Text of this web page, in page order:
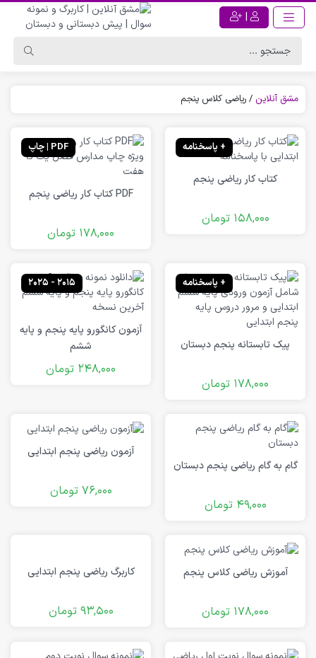
|
مشق آنلاین / ریاضی کلاس پنجم
+ پاسخنامه
کتاب کار ریاضی پنجم
158,000 تومان
PDF | چاپ
PDF کتاب کار ریاضی پنجم
178,000 تومان
+ پاسخنامه
پیک تابستانه پنجم دبستان
178,000 تومان
2015 - 2025
آزمون کانگورو پایه پنجم و پایه
ششم
248,000 تومان
گام به گام ریاضی پنجم دبستان
49,000 تومان
آزمون ریاضی پنجم ابتدایی
76,000 تومان
آموزش ریاضی کلاس پنجم
178,000 تومان
کاربرگ ریاضی پنجم ابتدایی
93,500 تومان